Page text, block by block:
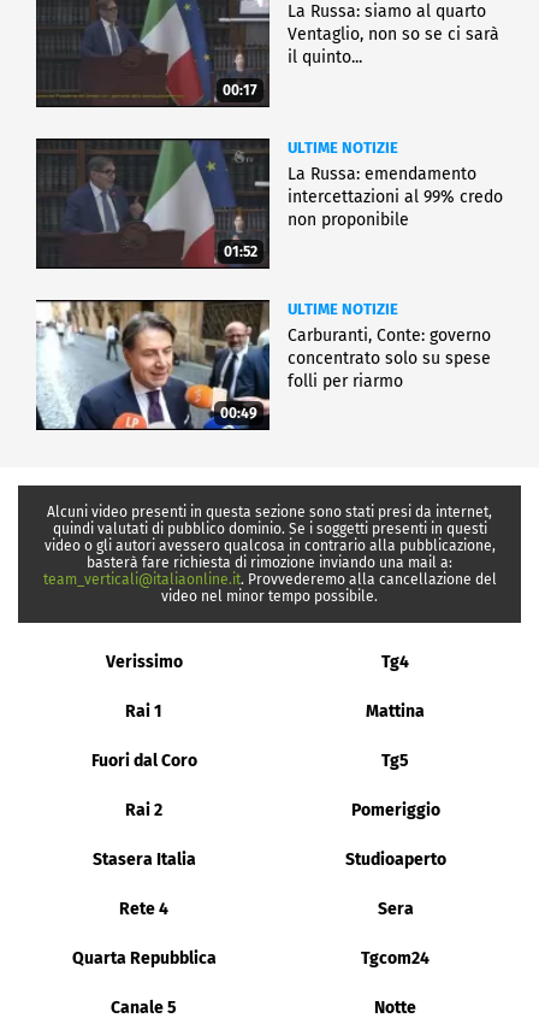
00:17
La Russa: siamo al quarto
Ventaglio, non so se ci sarà
il quinto...
01:52
ULTIME NOTIZIE
La Russa: emendamento
intercettazioni al 99% credo
non proponibile
00:49
ULTIME NOTIZIE
Carburanti, Conte: governo
concentrato solo su spese
folli per riarmo
Alcuni video presenti in questa sezione sono stati presi da internet,
quindi valutati di pubblico dominio. Se i soggetti presenti in questi
video o gli autori avessero qualcosa in contrario alla pubblicazione,
basterà fare richiesta di rimozione inviando una mail a:
team_verticali@italiaonline.it. Provvederemo alla cancellazione del
video nel minor tempo possibile.
Verissimo Tg4
Rai 1 Mattina
Fuori dal Coro Tg5
Rai 2 Pomeriggio
Stasera Italia Studioaperto
Rete 4 Sera
Quarta Repubblica Tgcom24
Canale 5 Notte